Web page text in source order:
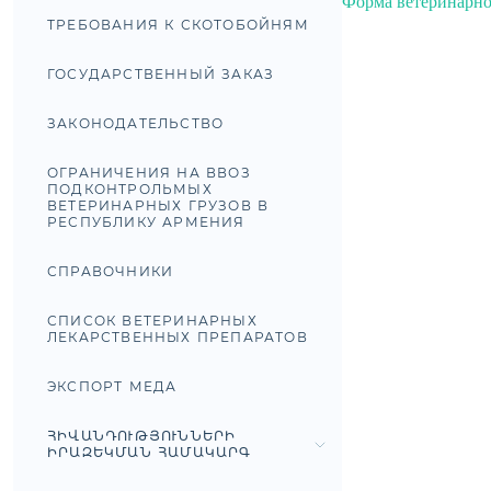
ТРЕБОВАНИЯ К СКОТОБОЙНЯМ
ГОСУДАРСТВЕННЫЙ ЗАКАЗ
ЗАКОНОДАТЕЛЬСТВО
ОГРАНИЧЕНИЯ НА ВВОЗ
ПОДКОНТРОЛЬМЫХ
ВЕТЕРИНАРНЫХ ГРУЗОВ В
РЕСПУБЛИКУ АРМЕНИЯ
СПРАВОЧНИКИ
СПИСОК ВЕТЕРИНАРНЫХ
ЛЕКАРСТВЕННЫХ ПРЕПАРАТОВ
ЭКСПОРТ МЕДА
ՀԻՎԱՆԴՈՒԹՅՈՒՆՆԵՐԻ
ԻՐԱԶԵԿՄԱՆ ՀԱՄԱԿԱՐԳ